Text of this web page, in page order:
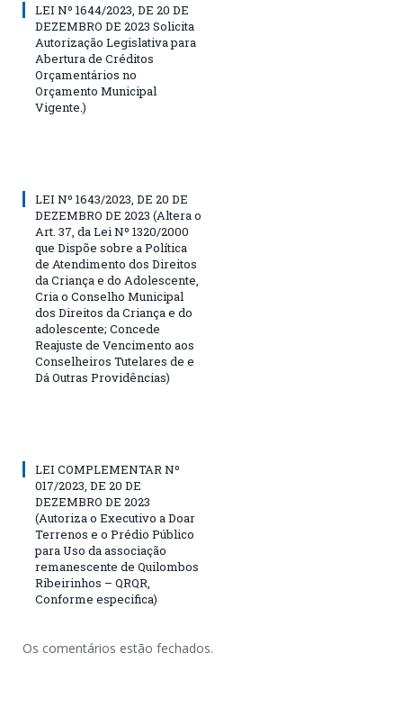
LEI Nº 1644/2023, DE 20 DE
DEZEMBRO DE 2023 Solicita
Autorização Legislativa para
Abertura de Créditos
Orçamentários no
Orçamento Municipal
Vigente.)
LEI Nº 1643/2023, DE 20 DE
DEZEMBRO DE 2023 (Altera o
Art. 37, da Lei Nº 1320/2000
que Dispõe sobre a Política
de Atendimento dos Direitos
da Criança e do Adolescente,
Cria o Conselho Municipal
dos Direitos da Criança e do
adolescente; Concede
Reajuste de Vencimento aos
Conselheiros Tutelares de e
Dá Outras Providências)
LEI COMPLEMENTAR Nº
017/2023, DE 20 DE
DEZEMBRO DE 2023
(Autoriza o Executivo a Doar
Terrenos e o Prédio Público
para Uso da associação
remanescente de Quilombos
Ribeirinhos – QRQR,
Conforme especifica)
Os comentários estão fechados.